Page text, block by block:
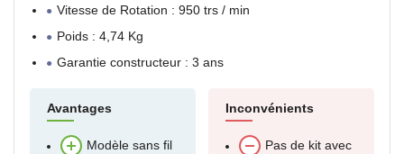
Vitesse de Rotation : 950 trs / min
Poids : 4,74 Kg
Garantie constructeur : 3 ans
Avantages
Modèle sans fil
Inconvénients
Pas de kit avec